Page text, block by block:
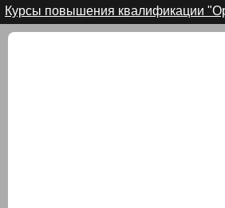
Курсы повышения квалификации